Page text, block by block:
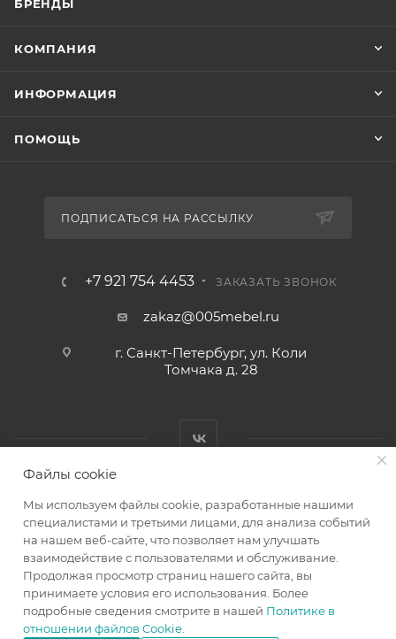
БРЕНДЫ
КОМПАНИЯ
ИНФОРМАЦИЯ
ПОМОЩЬ
ПОДПИСАТЬСЯ НА РАССЫЛКУ
+7 921 754 4453 ЗАКАЗАТЬ ЗВОНОК
zakaz@005mebel.ru
г. Санкт-Петербург, ул. Коли
Томчака д. 28
Интернет магазин мебели в Санкт-Петербурге © 2000-2026
г.
Файлы cookie
Мы используем файлы cookie, разработанные нашими
специалистами и третьими лицами, для анализа событий
на нашем веб-сайте, что позволяет нам улучшать
взаимодействие с пользователями и обслуживание.
Продолжая просмотр страниц нашего сайта, вы
принимаете условия его использования. Более
подробные сведения смотрите в нашей Политике в
отношении файлов Cookie